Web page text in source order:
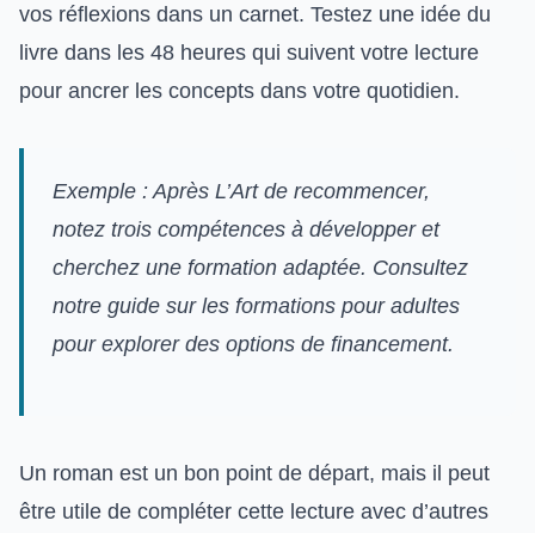
vos réflexions dans un carnet. Testez une idée du
livre dans les 48 heures qui suivent votre lecture
pour ancrer les concepts dans votre quotidien.
Exemple : Après L’Art de recommencer,
notez trois compétences à développer et
cherchez une formation adaptée. Consultez
notre guide sur les formations pour adultes
pour explorer des options de financement.
Un roman est un bon point de départ, mais il peut
être utile de compléter cette lecture avec d’autres